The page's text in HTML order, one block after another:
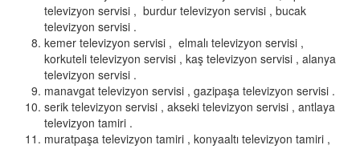
televizyon servisi , burdur televizyon servisi , bucak
televizyon servisi .
kemer televizyon servisi , elmalı televizyon servisi ,
korkuteli televizyon servisi , kaş televizyon servisi , alanya
televizyon servisi .
manavgat televizyon servisi , gazipaşa televizyon servisi .
serik televizyon servisi , akseki televizyon servisi , antlaya
televizyon tamiri .
muratpaşa televizyon tamiri , konyaaltı televizyon tamiri ,